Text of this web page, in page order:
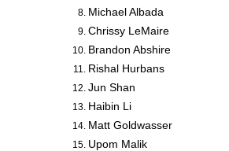
Michael Albada
Chrissy LeMaire
Brandon Abshire
Rishal Hurbans
Jun Shan
Haibin Li
Matt Goldwasser
Upom Malik